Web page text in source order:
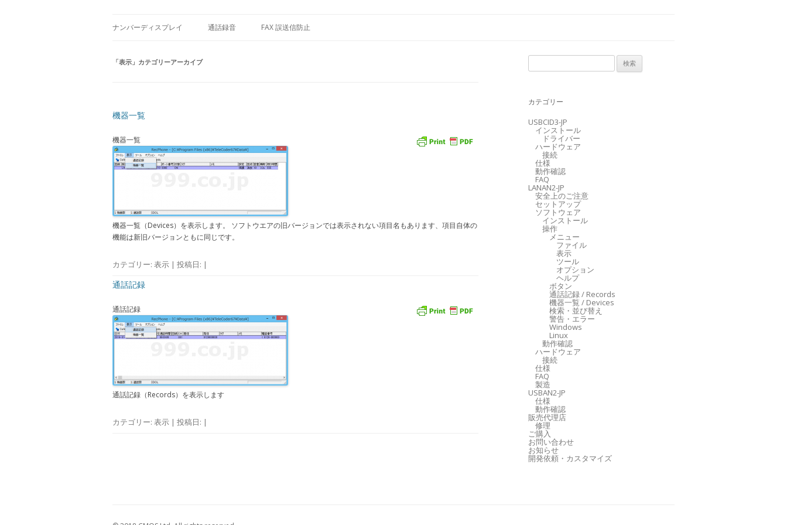
USBナンバーディスプレイアダプタ 通話録音
ナンバーディスプレイ 通話録音 FAX 誤送信防止
「表示 」カテゴリーアーカイブ
機器一覧
機器一覧
機器一覧（Devices）を表示します。 ソフトウエアの旧バージョンでは表示されない項目名もあります、項目自体の
機能は新旧バージョンともに同じです。
カテゴリー: 表示 | 投稿日: |
通話記録
通話記録
通話記録（Records）を表示します
カテゴリー: 表示 | 投稿日: |
カテゴリー
USBCID3-JP
インストール
ドライバー
ハードウェア
接続
仕様
動作確認
FAQ
LANAN2-JP
安全上のご注意
セットアップ
ソフトウェア
インストール
操作
メニュー
ファイル
表示
ツール
オプション
ヘルプ
ボタン
通話記録 / Records
機器一覧 / Devices
検索・並び替え
警告・エラー
Windows
Linux
動作確認
ハードウェア
接続
仕様
FAQ
製造
USBAN2-JP
仕様
動作確認
販売代理店
修理
ご購入
お問い合わせ
お知らせ
開発依頼・カスタマイズ